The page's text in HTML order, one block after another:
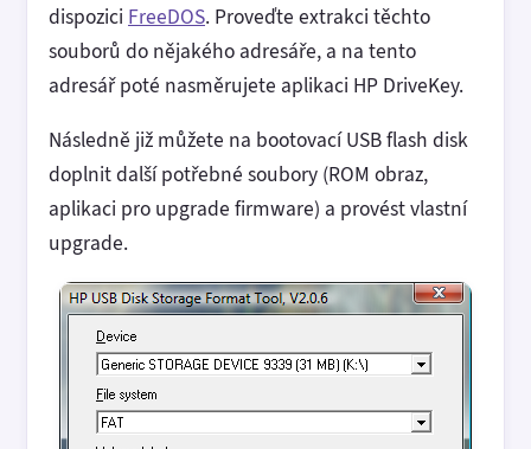
dispozici FreeDOS. Proveďte extrakci těchto
souborů do nějakého adresáře, a na tento
adresář poté nasměrujete aplikaci HP DriveKey.
Následně již můžete na bootovací USB flash disk
doplnit další potřebné soubory (ROM obraz,
aplikaci pro upgrade firmware) a provést vlastní
upgrade.